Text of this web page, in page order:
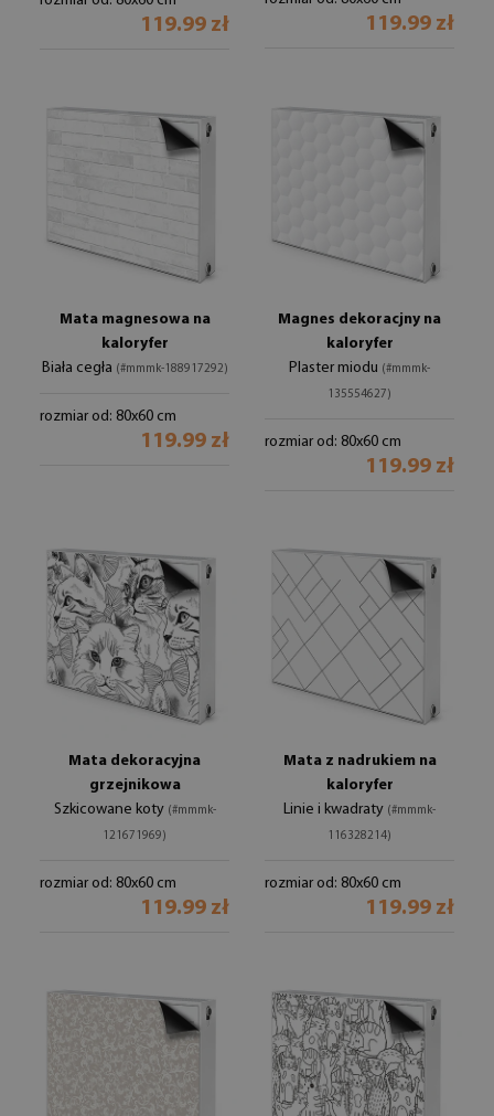
119.99 zł 119.99 zł
Mata magnesowa na
kaloryfer
Biała cegła (#mmmk-188917292)
rozmiar od: 80x60 cm
119.99 zł
Magnes dekoracjny na
kaloryfer
Plaster miodu (#mmmk-
135554627)
rozmiar od: 80x60 cm
119.99 zł
Mata dekoracyjna
grzejnikowa
Szkicowane koty (#mmmk-
121671969)
rozmiar od: 80x60 cm
119.99 zł
Mata z nadrukiem na
kaloryfer
Linie i kwadraty (#mmmk-
116328214)
rozmiar od: 80x60 cm
119.99 zł